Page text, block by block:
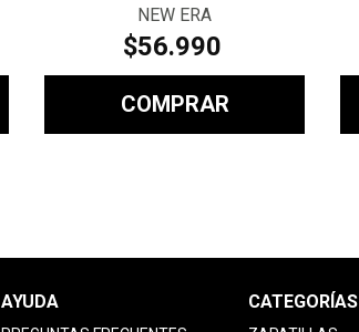
NEW ERA
$56.990
COMPRAR
AYUDA CATEGORÍAS